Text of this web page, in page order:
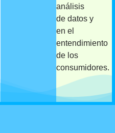
análisis
de datos y
en el
entendimiento
de los
consumidores.